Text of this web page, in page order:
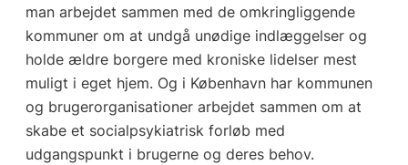
man arbejdet sammen med de omkringliggende
kommuner om at undgå unødige indlæggelser og
holde ældre borgere med kroniske lidelser mest
muligt i eget hjem. Og i København har kommunen
og brugerorganisationer arbejdet sammen om at
skabe et socialpsykiatrisk forløb med
udgangspunkt i brugerne og deres behov.